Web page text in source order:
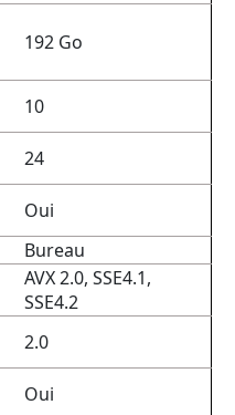
192 Go
10
24
Oui
Bureau
AVX 2.0, SSE4.1,
SSE4.2
2.0
Oui